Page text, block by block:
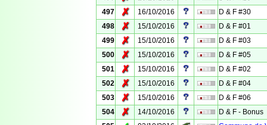
497
✗ 16/10/2016
D & F #30
498
✗ 15/10/2016
D & F #01
499
✗ 15/10/2016
D & F #03
500
✗ 15/10/2016
D & F #05
501
✗ 15/10/2016
D & F #02
502
✗ 15/10/2016
D & F #04
503
✗ 15/10/2016
D & F #06
504
✗ 14/10/2016
D & F - Bonus